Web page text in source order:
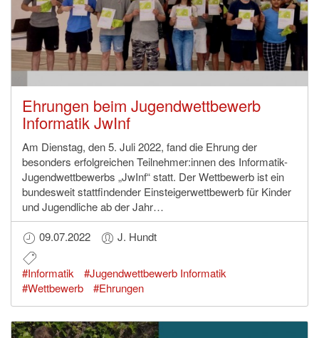
Ehrungen beim Jugendwettbewerb
Informatik JwInf
Am Dienstag, den 5. Juli 2022, fand die Ehrung der
besonders erfolgreichen Teilnehmer:innen des Informatik-
Jugendwettbewerbs „JwInf“ statt. Der Wettbewerb ist ein
bundesweit stattfindender Einsteigerwettbewerb für Kinder
und Jugendliche ab der Jahr…
09.07.2022 J. Hundt
#Informatik
#Jugendwettbewerb Informatik
#Wettbewerb
#Ehrungen